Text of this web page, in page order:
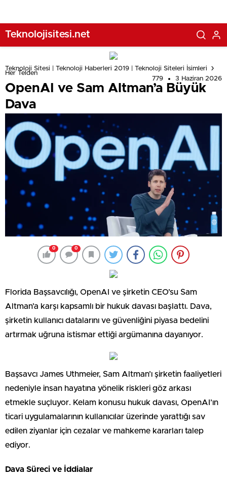
Teknolojisitesi.net
Teknoloji Sitesi | Teknoloji Haberleri 2019 | Teknoloji Siteleri İsimleri
Her Telden
779
3 Haziran 2026
OpenAI ve Sam Altman’a Büyük
Dava
0 0
Florida Başsavcılığı, OpenAI ve şirketin CEO’su Sam
Altman’a karşı kapsamlı bir hukuk davası başlattı. Dava,
şirketin kullanıcı datalarını ve güvenliğini piyasa bedelini
artırmak uğruna istismar ettiği argümanına dayanıyor.
Başsavcı James Uthmeier, Sam Altman’ı şirketin faaliyetleri
nedeniyle insan hayatına yönelik riskleri göz arkası
etmekle suçluyor. Kelam konusu hukuk davası, OpenAI’ın
ticari uygulamalarının kullanıcılar üzerinde yarattığı sav
edilen ziyanlar için cezalar ve mahkeme kararları talep
ediyor.
Dava Süreci ve İddialar